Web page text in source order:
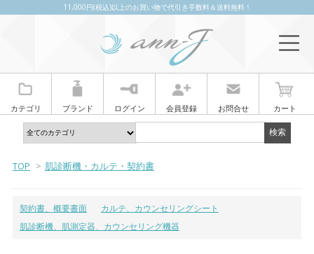
11,000円(税込)以上のお買い物で代引き手数料＆送料無料！
カテゴリ ブランド ログイン 会員登録 お問合せ カート
TOP > 肌診断機・カルテ・契約書
契約書、概要書面
カルテ、カウンセリングシート
肌診断機、肌測定器、カウンセリング機器